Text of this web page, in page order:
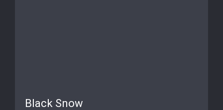
Black Snow